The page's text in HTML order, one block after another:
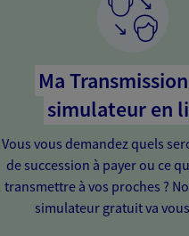
Ma
simulateur en
Vous vous demandez quels
de succession à payer ou ce
transmettre à vos proches ?
simulateur gratuit va